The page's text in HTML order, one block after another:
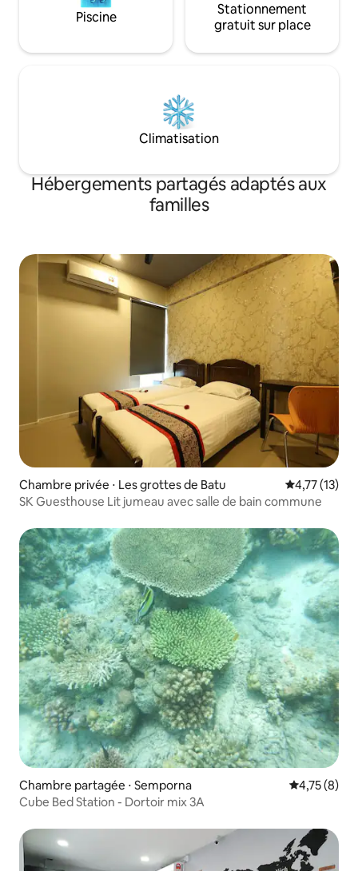
Piscine
Stationnement
gratuit sur place
Climatisation
Hébergements partagés adaptés aux
familles
Chambre privée ⋅ Les grottes de Batu Évaluation
4,77 (13)
SK Guesthouse Lit jumeau avec salle de bain commune
Chambre partagée ⋅ Semporna Évaluation
4,75 (8)
Cube Bed Station - Dortoir mix 3A